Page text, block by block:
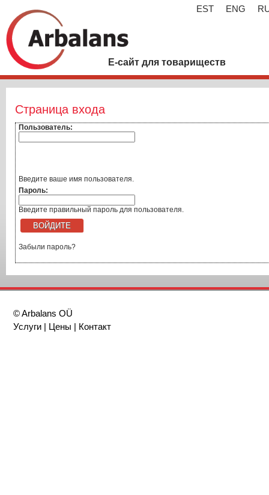
Е-сайт для товариществ
EST ENG
Страница входа
Пользователь:
Введите ваше имя пользователя.
Пароль:
Введите правильный пароль для пользователя.
Забыли пароль?
© Arbalans OÜ
Услуги | Цены | Контакт